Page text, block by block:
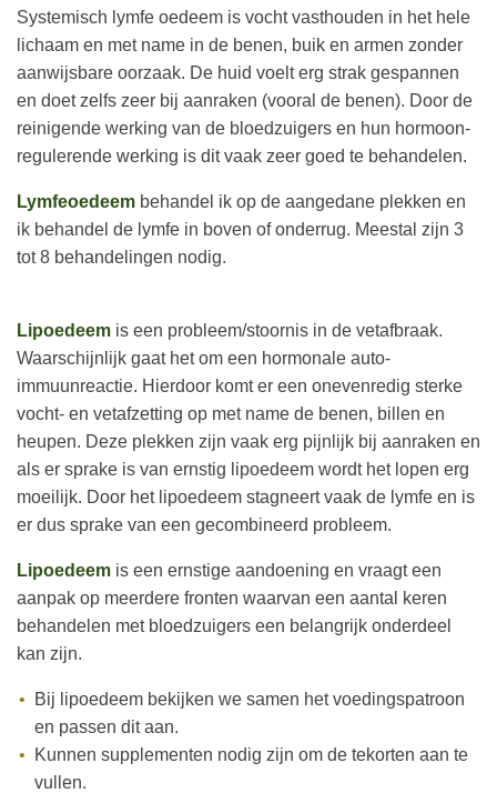
Systemisch lymfe oedeem is vocht vasthouden in het hele
lichaam en met name in de benen, buik en armen zonder
aanwijsbare oorzaak. De huid voelt erg strak gespannen
en doet zelfs zeer bij aanraken (vooral de benen). Door de
reinigende werking van de bloedzuigers en hun hormoon-
regulerende werking is dit vaak zeer goed te behandelen.
Lymfeoedeem behandel ik op de aangedane plekken en
ik behandel de lymfe in boven of onderrug. Meestal zijn 3
tot 8 behandelingen nodig.
Lipoedeem is een probleem/stoornis in de vetafbraak.
Waarschijnlijk gaat het om een hormonale auto-
immuunreactie. Hierdoor komt er een onevenredig sterke
vocht- en vetafzetting op met name de benen, billen en
heupen. Deze plekken zijn vaak erg pijnlijk bij aanraken en
als er sprake is van ernstig lipoedeem wordt het lopen erg
moeilijk. Door het lipoedeem stagneert vaak de lymfe en is
er dus sprake van een gecombineerd probleem.
Lipoedeem is een ernstige aandoening en vraagt een
aanpak op meerdere fronten waarvan een aantal keren
behandelen met bloedzuigers een belangrijk onderdeel
kan zijn.
Bij lipoedeem bekijken we samen het voedingspatroon
en passen dit aan.
Kunnen supplementen nodig zijn om de tekorten aan te
vullen.